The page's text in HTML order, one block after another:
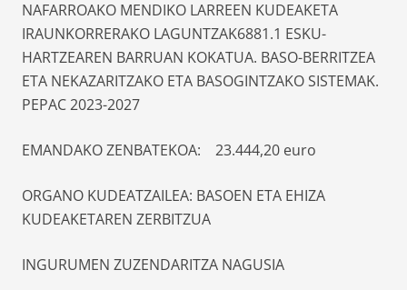
NAFARROAKO MENDIKO LARREEN KUDEAKETA
IRAUNKORRERAKO LAGUNTZAK6881.1 ESKU-
HARTZEAREN BARRUAN KOKATUA. BASO-BERRITZEA
ETA NEKAZARITZAKO ETA BASOGINTZAKO SISTEMAK.
PEPAC 2023-2027
EMANDAKO ZENBATEKOA: 23.444,20 euro
ORGANO KUDEATZAILEA: BASOEN ETA EHIZA
KUDEAKETAREN ZERBITZUA
INGURUMEN ZUZENDARITZA NAGUSIA